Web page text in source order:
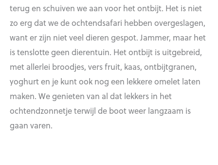
terug en schuiven we aan voor het ontbijt. Het is niet
zo erg dat we de ochtendsafari hebben overgeslagen,
want er zijn niet veel dieren gespot. Jammer, maar het
is tenslotte geen dierentuin. Het ontbijt is uitgebreid,
met allerlei broodjes, vers fruit, kaas, ontbijtgranen,
yoghurt en je kunt ook nog een lekkere omelet laten
maken. We genieten van al dat lekkers in het
ochtendzonnetje terwijl de boot weer langzaam is
gaan varen.